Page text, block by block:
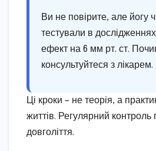
Ви не повірите, але йогу
тестували в
ефект на 6 мм рт. ст.
консультуйтеся з лікарем.
Ці кроки – не теорія, а
життів. Регулярний контроль
довголіття.